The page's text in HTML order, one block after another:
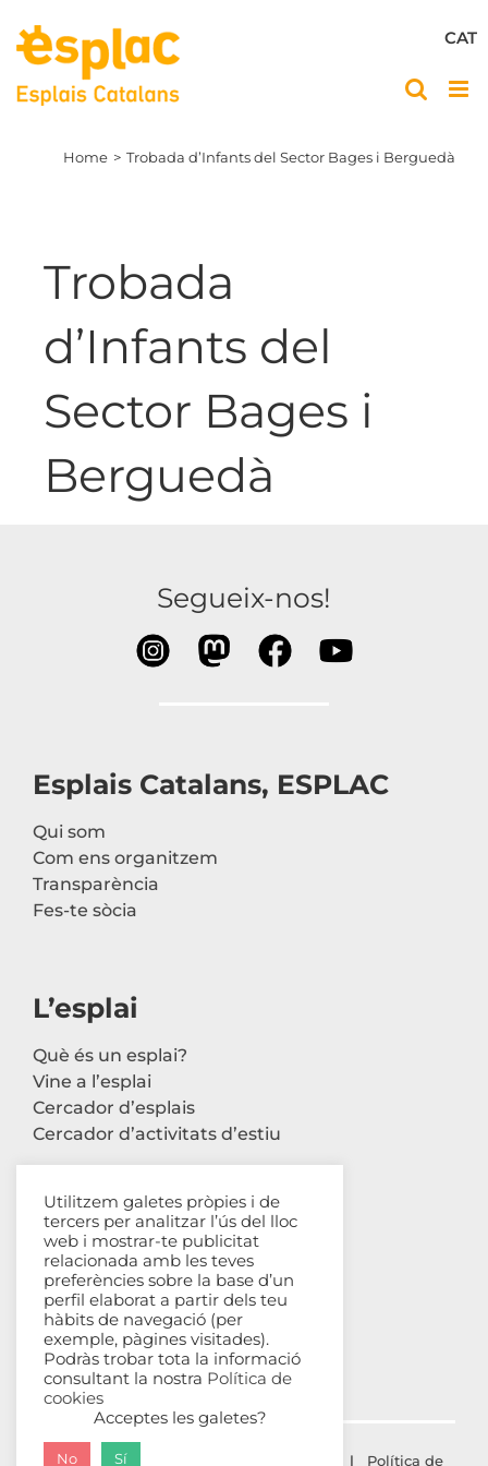
content
CAT
Home Trobada d’Infants del Sector Bages i Berguedà
Trobada
d’Infants del
Sector Bages i
Berguedà
Segueix-nos!
Esplais Catalans, ESPLAC
Qui som
Com ens organitzem
Transparència
Fes-te sòcia
L’esplai
Què és un esplai?
Vine a l’esplai
Cercador d’esplais
Cercador d’activitats d’estiu
Contacte
Carrer Avinyó, 44 2n
08002 Barcelona
93 302 61 03
esplac@esplac.cat
© ESPLAC Copyright | Política de
Utilitzem galetes pròpies i de
tercers per analitzar l’ús del lloc
web i mostrar-te publicitat
relacionada amb les teves
preferències sobre la base d’un
perfil elaborat a partir dels teu
hàbits de navegació (per
exemple, pàgines visitades).
Podràs trobar tota la informació
consultant la nostra Política de
cookies
Acceptes les galetes?
No Sí